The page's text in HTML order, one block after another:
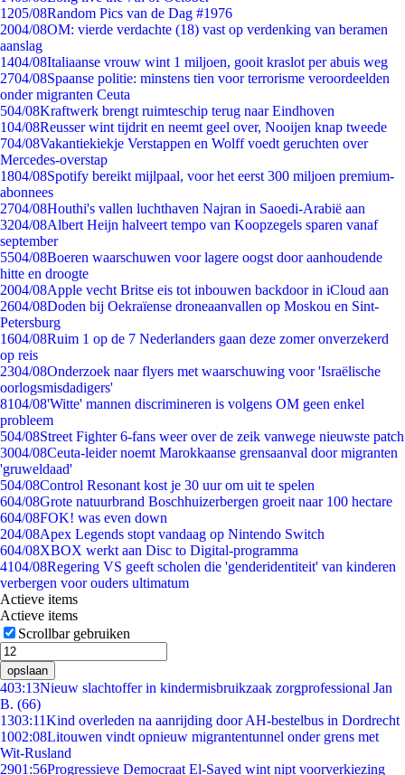
1205/08Random Pics van de Dag #1976
2004/08OM: vierde verdachte (18) vast op verdenking van beramen
aanslag
1404/08Italiaanse vrouw wint 1 miljoen, gooit kraslot per abuis weg
2704/08Spaanse politie: minstens tien voor terrorisme veroordeelden
onder migranten Ceuta
504/08Kraftwerk brengt ruimteschip terug naar Eindhoven
104/08Reusser wint tijdrit en neemt geel over, Nooijen knap tweede
704/08Vakantiekiekje Verstappen en Wolff voedt geruchten over
Mercedes-overstap
1804/08Spotify bereikt mijlpaal, voor het eerst 300 miljoen premium-
abonnees
2704/08Houthi's vallen luchthaven Najran in Saoedi-Arabië aan
3204/08Albert Heijn halveert tempo van Koopzegels sparen vanaf
september
5504/08Boeren waarschuwen voor lagere oogst door aanhoudende
hitte en droogte
2004/08Apple vecht Britse eis tot inbouwen backdoor in iCloud aan
2604/08Doden bij Oekraïense droneaanvallen op Moskou en Sint-
Petersburg
1604/08Ruim 1 op de 7 Nederlanders gaan deze zomer onverzekerd
op reis
2304/08Onderzoek naar flyers met waarschuwing voor 'Israëlische
oorlogsmisdadigers'
8104/08'Witte' mannen discrimineren is volgens OM geen enkel
probleem
504/08Street Fighter 6-fans weer over de zeik vanwege nieuwste patch
3004/08Ceuta-leider noemt Marokkaanse grensaanval door migranten
'gruweldaad'
504/08Control Resonant kost je 30 uur om uit te spelen
604/08Grote natuurbrand Boschhuizerbergen groeit naar 100 hectare
604/08FOK! was even down
204/08Apex Legends stopt vandaag op Nintendo Switch
604/08XBOX werkt aan Disc to Digital-programma
4104/08Regering VS geeft scholen die 'genderidentiteit' van kinderen
verbergen voor ouders ultimatum
Actieve items
Actieve items
Scrollbar gebruiken
opslaan
403:13Nieuw slachtoffer in kindermisbruikzaak zorgprofessional Jan
B. (66)
1303:11Kind overleden na aanrijding door AH-bestelbus in Dordrecht
1002:08Litouwen vindt opnieuw migrantentunnel onder grens met
Wit-Rusland
2901:56Progressieve Democraat El-Sayed wint nipt voorverkiezing